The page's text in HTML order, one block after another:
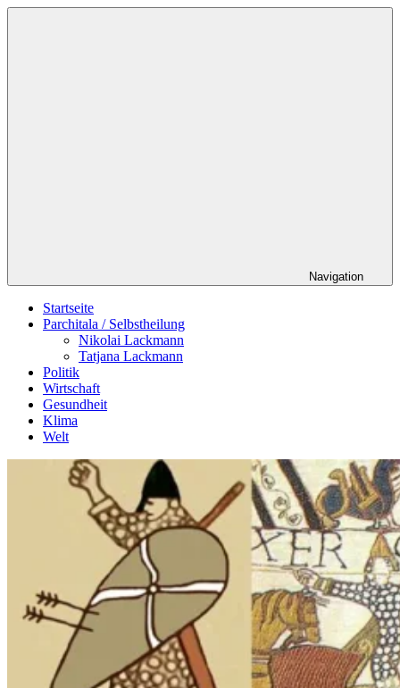
Zum
Navigation
Startseite
Parchitala / Selbstheilung
Nikolai Lackmann
Tatjana Lackmann
Politik
Wirtschaft
Gesundheit
Klima
Welt